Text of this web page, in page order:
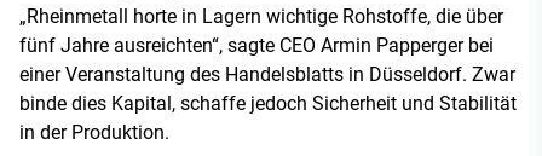
„Rheinmetall horte in Lagern wichtige Rohstoffe, die über
fünf Jahre ausreichten“, sagte CEO Armin Papperger bei
einer Veranstaltung des Handelsblatts in Düsseldorf. Zwar
binde dies Kapital, schaffe jedoch Sicherheit und Stabilität
in der Produktion.